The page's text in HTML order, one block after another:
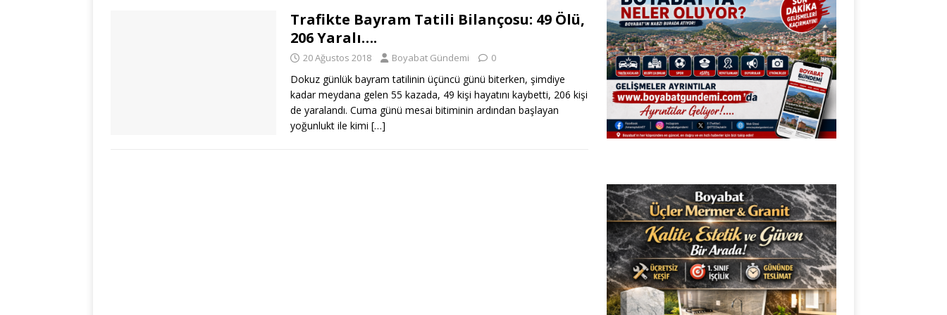
Trafikte Bayram Tatili Bilançosu: 49 Ölü,
206 Yaralı….
20 Ağustos 2018 Boyabat Gündemi 0
Dokuz günlük bayram tatilinin üçüncü günü biterken, şimdiye
kadar meydana gelen 55 kazada, 49 kişi hayatını kaybetti, 206 kişi
de yaralandı. Cuma günü mesai bitiminin ardından başlayan
yoğunlukt ile kimi […]